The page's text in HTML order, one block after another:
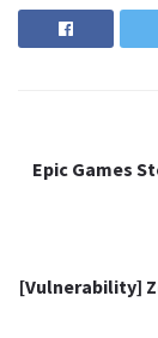
Hattori » ou
épargner la
Régalez-vous
Partie 1
et la
Epic Games
[Vulnerability]